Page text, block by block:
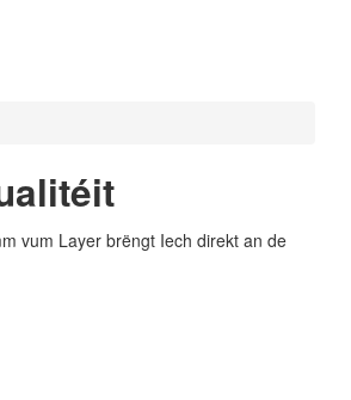
vum Layer brëngt Iech direkt an de